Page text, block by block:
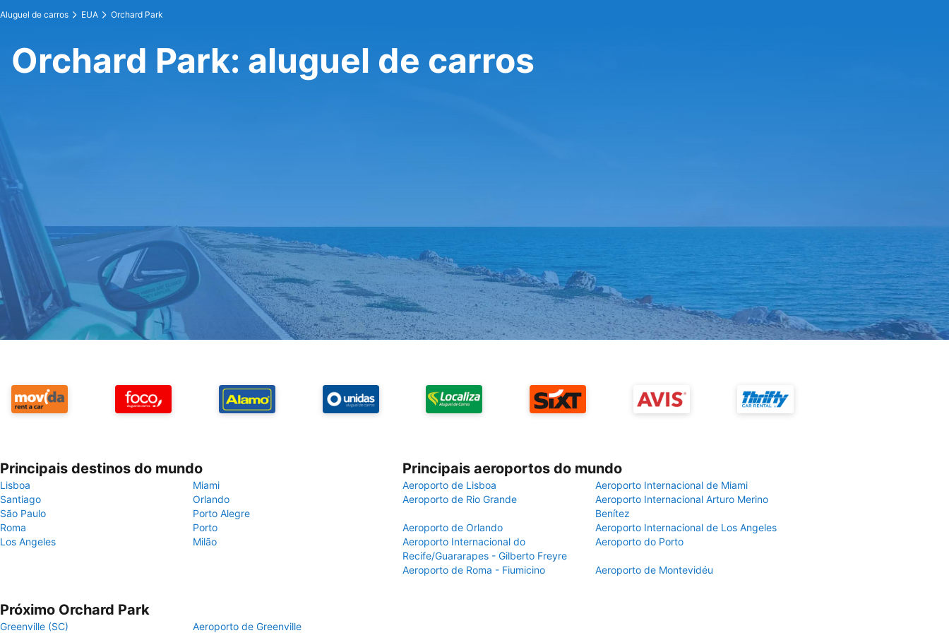
Aluguel de carros EUA Orchard Park
Orchard Park: aluguel de carros
Principais destinos do mundo
Lisboa
Miami
Santiago
Orlando
São Paulo
Porto Alegre
Roma
Porto
Los Angeles
Milão
Principais aeroportos do mundo
Aeroporto de Lisboa
Aeroporto Internacional de Miami
Aeroporto de Rio Grande
Aeroporto Internacional Arturo Merino
Benítez
Aeroporto de Orlando
Aeroporto Internacional de Los Angeles
Aeroporto Internacional do
Recife/Guararapes - Gilberto Freyre
Aeroporto do Porto
Aeroporto de Roma - Fiumicino Aeroporto de Montevidéu
Próximo Orchard Park
Greenville (SC) Aeroporto de Greenville